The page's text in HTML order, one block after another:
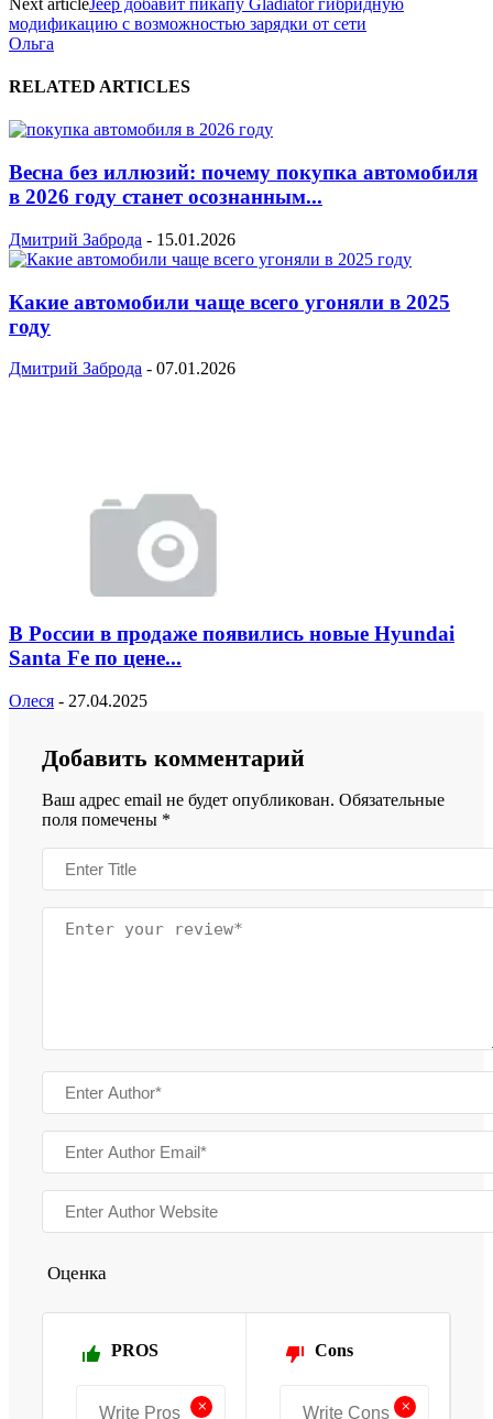
модификацию с возможностью зарядки от сети
Ольга
RELATED ARTICLES
Весна без иллюзий: почему покупка автомобиля
в 2026 году станет осознанным...
Дмитрий Заброда - 15.01.2026
Какие автомобили чаще всего угоняли в 2025
году
Дмитрий Заброда - 07.01.2026
В России в продаже появились новые Hyundai
Santa Fe по цене...
Олеся - 27.04.2025
Добавить комментарий
Ваш адрес email не будет опубликован. Обязательные
поля помечены *
Оценка
PROS
+
Cons
+